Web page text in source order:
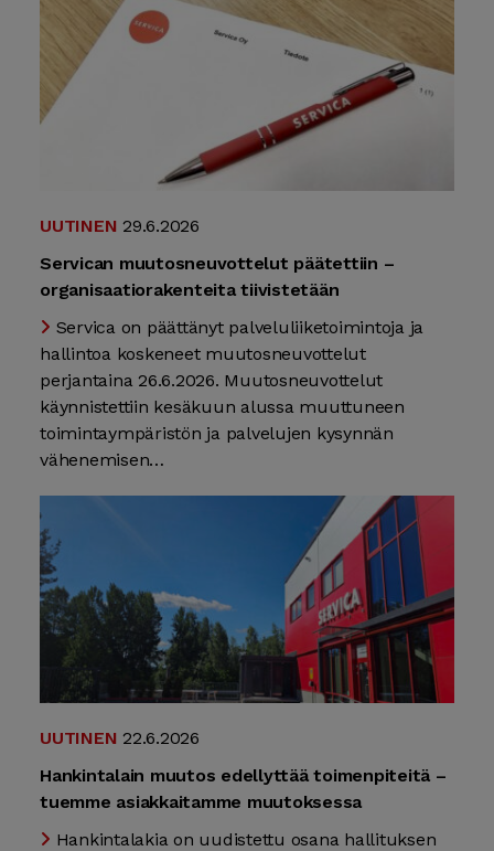
UUTINEN 29.6.2026
Servican muutosneuvottelut päätettiin –
organisaatiorakenteita tiivistetään
Servica on päättänyt palveluliiketoimintoja ja
hallintoa koskeneet muutosneuvottelut
perjantaina 26.6.2026. Muutosneuvottelut
käynnistettiin kesäkuun alussa muuttuneen
toimintaympäristön ja palvelujen kysynnän
vähenemisen…
UUTINEN 22.6.2026
Hankintalain muutos edellyttää toimenpiteitä –
tuemme asiakkaitamme muutoksessa
Hankintalakia on uudistettu osana hallituksen